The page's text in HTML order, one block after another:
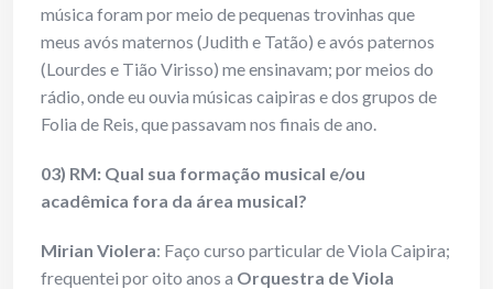
música foram por meio de pequenas trovinhas que
meus avós maternos (Judith e Tatão) e avós paternos
(Lourdes e Tião Virisso) me ensinavam; por meios do
rádio, onde eu ouvia músicas caipiras e dos grupos de
Folia de Reis, que passavam nos finais de ano.
03) RM: Qual sua formação musical e/ou
acadêmica fora da área musical?
Mirian Violera: Faço curso particular de Viola Caipira;
frequentei por oito anos a Orquestra de Viola